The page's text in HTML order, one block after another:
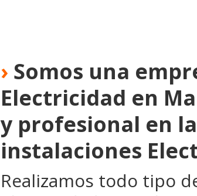
› Somos una
Electricidad en
y profesional en
instalaciones
Realizamos todo tipo